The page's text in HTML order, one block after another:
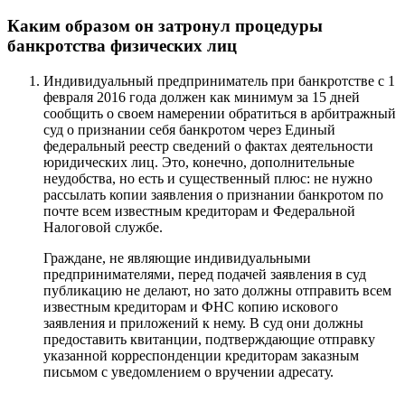
Каким образом он затронул процедуры
банкротства физических лиц
Индивидуальный предприниматель при банкротстве с 1
февраля 2016 года должен как минимум за 15 дней
сообщить о своем намерении обратиться в арбитражный
суд о признании себя банкротом через Единый
федеральный реестр сведений о фактах деятельности
юридических лиц. Это, конечно, дополнительные
неудобства, но есть и существенный плюс: не нужно
рассылать копии заявления о признании банкротом по
почте всем известным кредиторам и Федеральной
Налоговой службе.
Граждане, не являющие индивидуальными
предпринимателями, перед подачей заявления в суд
публикацию не делают, но зато должны отправить всем
известным кредиторам и ФНС копию искового
заявления и приложений к нему. В суд они должны
предоставить квитанции, подтверждающие отправку
указанной корреспонденции кредиторам заказным
письмом с уведомлением о вручении адресату.